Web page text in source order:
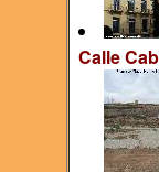
Calle